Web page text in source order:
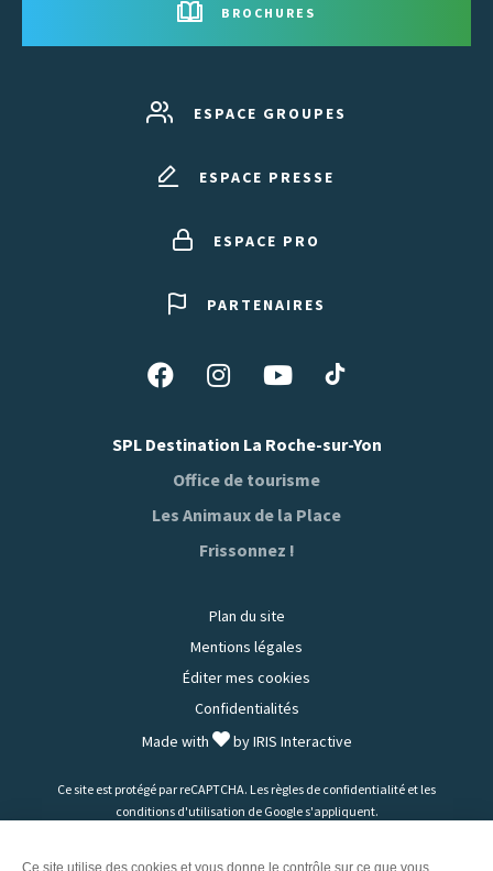
BROCHURES
ESPACE GROUPES
ESPACE PRESSE
ESPACE PRO
PARTENAIRES
Suivez-
sur
Facebook
Suivez-
sur
Instagram
Suivez-
sur
Youtube
Suivez-
sur
SPL Destination La Roche-sur-Yon
Office de tourisme
Les Animaux de la Place
Frissonnez !
Plan du site
Mentions légales
Éditer mes cookies
Confidentialités
Made with
byIRIS Interactive
Ce site est protégé par reCAPTCHA. Les règles de confidentialité et les
conditions d'utilisation de Google s'appliquent.
Ce site utilise des cookies et vous donne le contrôle sur ce que vous